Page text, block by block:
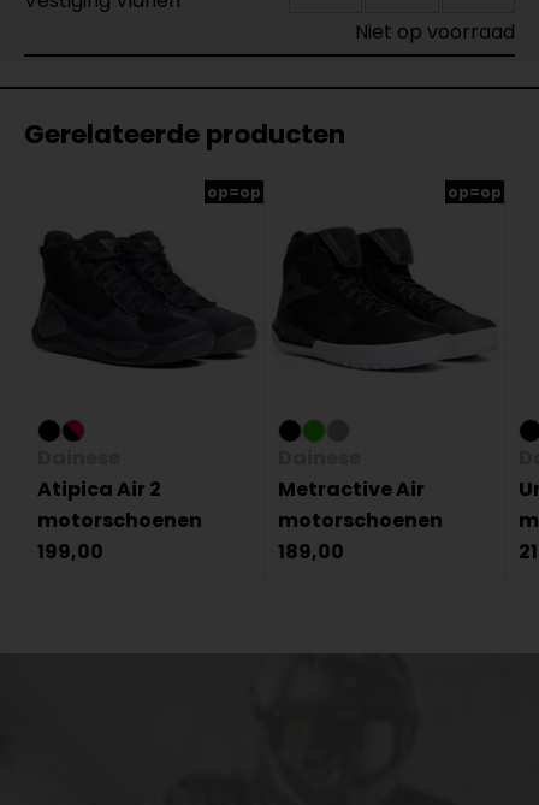
Niet op voorraad
Gerelateerde producten
op=op
Atipica Air 2
motorschoenen
199,00
op=op
Metractive Air
motorschoenen
189,00